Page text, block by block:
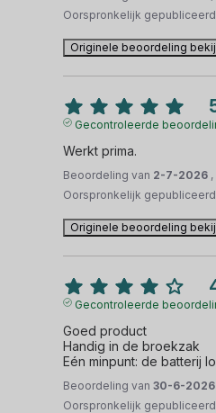
Oorspronkelijk
Originele beoordeling
Gecontroleerde
Werkt prima.
Beoordeling van 2-7-2026
Oorspronkelijk
Originele beoordeling
Gecontroleerde
Goed product
Handig in de broekzak
Eén minpunt: de batterij
Beoordeling van30-6-2026
Oorspronkelijk